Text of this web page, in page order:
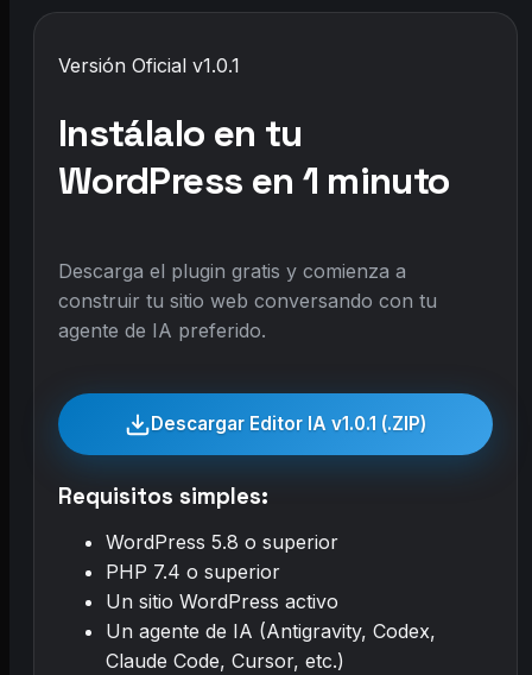
Versión Oficial v1.0.1
Instálalo en tu
WordPress en 1 minuto
Descarga el plugin gratis y comienza a
construir tu sitio web conversando con tu
agente de IA preferido.
Descargar Editor IA v1.0.1 (.ZIP)
Requisitos simples:
WordPress 5.8 o superior
PHP 7.4 o superior
Un sitio WordPress activo
Un agente de IA (Antigravity, Codex,
Claude Code, Cursor, etc.)